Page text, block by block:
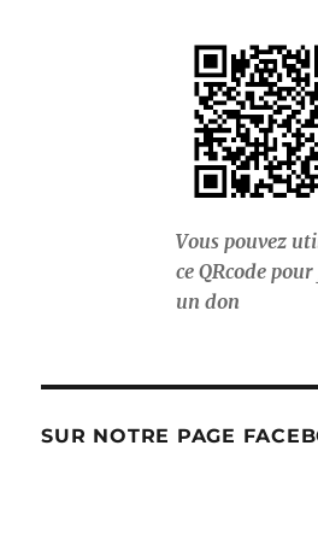
Vous pouvez
ce QRcode
un don
SUR NOTRE PAGE